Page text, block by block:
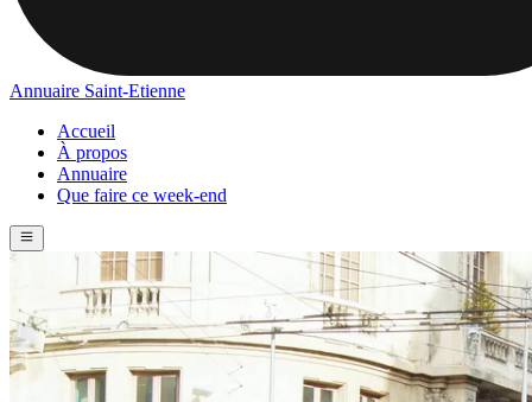
Annuaire Saint-Etienne
Accueil
À propos
Annuaire
Que faire ce week-end